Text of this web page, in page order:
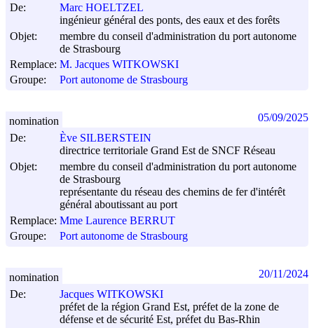
De:
Marc HOELTZEL
ingénieur général des ponts, des eaux et des forêts
Objet:
membre du conseil d'administration du port autonome
de Strasbourg
Remplace: M. Jacques WITKOWSKI
Groupe:
Port autonome de Strasbourg
De:
Ève SILBERSTEIN
directrice territoriale Grand Est de SNCF Réseau
Objet:
membre du conseil d'administration du port autonome
de Strasbourg
représentante du réseau des chemins de fer d'intérêt
général aboutissant au port
Remplace: Mme Laurence BERRUT
Groupe:
Port autonome de Strasbourg
nomination 05/09/2025
De:
Jacques WITKOWSKI
préfet de la région Grand Est, préfet de la zone de
défense et de sécurité Est, préfet du Bas-Rhin
nomination 20/11/2024